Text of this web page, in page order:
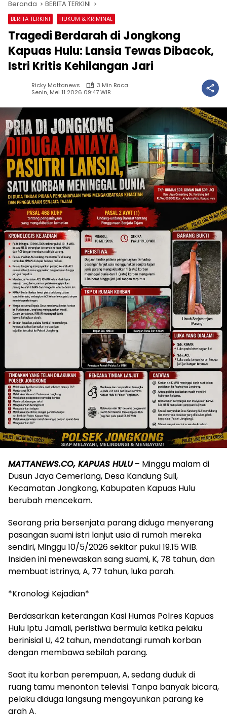
Beranda BERITA TERKINI
BERITA TERKINI HUKUM & KRIMINAL
Tragedi Berdarah di Jongkong
Kapuas Hulu: Lansia Tewas Dibacok,
Istri Kritis Kehilangan Jari
Ricky Mattanews
3 Min Baca
Senin, Mei 11 2026 09:47 WIB
MATTANEWS.CO, KAPUAS HULU– Minggu malam di
Dusun Jaya Cemerlang, Desa Kandung Suli,
Kecamatan Jongkong, Kabupaten Kapuas Hulu
berubah mencekam.
Seorang pria bersenjata parang diduga menyerang
pasangan suami istri lanjut usia di rumah mereka
sendiri, Minggu 10/5/2026 sekitar pukul 19.15 WIB.
Insiden ini menewaskan sang suami, K, 78 tahun, dan
membuat istrinya, A, 77 tahun, luka parah.
*Kronologi Kejadian*
Berdasarkan keterangan Kasi Humas Polres Kapuas
Hulu Iptu Jamali, peristiwa bermula ketika pelaku
berinisial U, 42 tahun, mendatangi rumah korban
dengan membawa sebilah parang.
Saat itu korban perempuan, A, sedang duduk di
ruang tamu menonton televisi. Tanpa banyak bicara,
pelaku diduga langsung mengayunkan parang ke
arah A.